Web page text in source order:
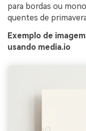
para bordas ou
quentes de
Exemplo de
usando media.io